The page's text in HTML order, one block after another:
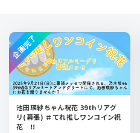
池田瑛紗ちゃん祝花 39thリアグ
リ(幕張) ＃てれ推しワンコイン祝
花 !!
企画完了